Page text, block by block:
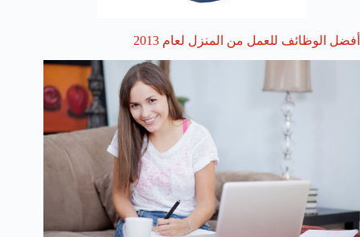
أفضل الوظائف للعمل من المنزل لعام 2013